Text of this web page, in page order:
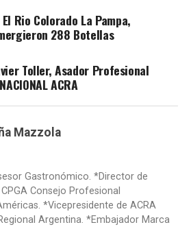
Rio Colorado La Pampa,
288 Botellas
Toller, Asador Profesional
ACRA
Mazzola
Gastronómico. *Director de
Consejo Profesional
*Vicepresidente de ACRA
Argentina. *Embajador Marca